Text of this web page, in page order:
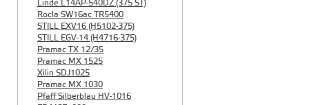
Linde L14AP-540DZ (375 ST)
Rocla SW16ac TR5400
STILL EXV16 (H5102-375)
STILL EGV-14 (H4716-375)
Pramac TX 12/35
Pramac MX 1525
Xilin SDJ1025
Pramac MX 1030
Pfaff Silberblau HV-1016